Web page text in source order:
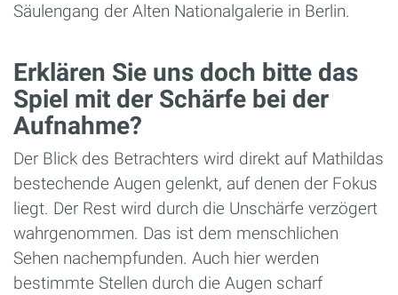
Säulengang der Alten Nationalgalerie in Berlin.
Erklären Sie uns doch bitte das
Spiel mit der Schärfe bei der
Aufnahme?
Der Blick des Betrachters wird direkt auf Mathildas
bestechende Augen gelenkt, auf denen der Fokus
liegt. Der Rest wird durch die Unschärfe verzögert
wahrgenommen. Das ist dem menschlichen
Sehen nachempfunden. Auch hier werden
bestimmte Stellen durch die Augen scharf